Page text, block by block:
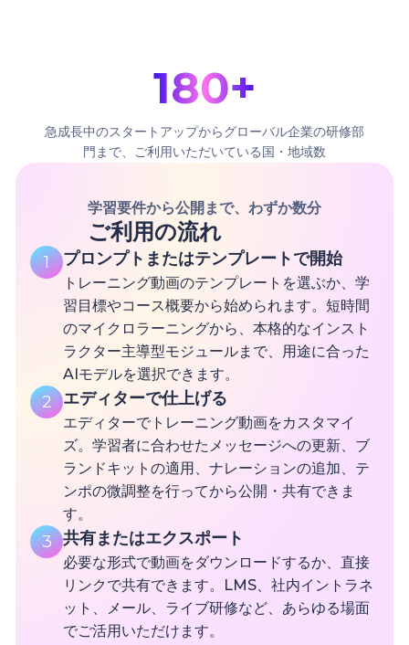
180+
急成長中のスタートアップからグローバル企業の研修部
門まで、ご利用いただいている国・地域数
学習要件から公開まで、わずか数分
ご利用の流れ
1 プロンプトまたはテンプレートで開始
トレーニング動画のテンプレートを選ぶか、学
習目標やコース概要から始められます。短時間
のマイクロラーニングから、本格的なインスト
ラクター主導型モジュールまで、用途に合った
AIモデルを選択できます。
2 エディターで仕上げる
エディターでトレーニング動画をカスタマイ
ズ。学習者に合わせたメッセージへの更新、ブ
ランドキットの適用、ナレーションの追加、テ
ンポの微調整を行ってから公開・共有できま
す。
3 共有またはエクスポート
必要な形式で動画をダウンロードするか、直接
リンクで共有できます。LMS、社内イントラネ
ット、メール、ライブ研修など、あらゆる場面
でご活用いただけます。